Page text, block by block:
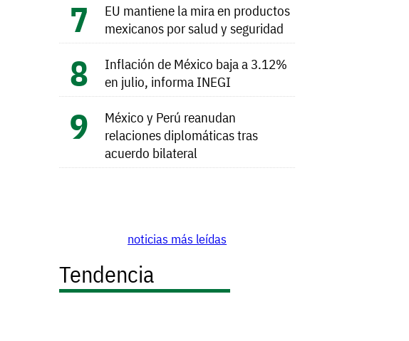
EU mantiene la mira en productos
mexicanos por salud y seguridad
Inflación de México baja a 3.12%
en julio, informa INEGI
México y Perú reanudan
relaciones diplomáticas tras
acuerdo bilateral
noticias más leídas
Tendencia